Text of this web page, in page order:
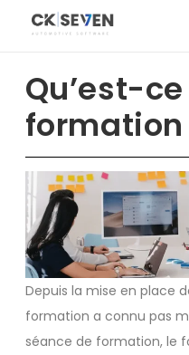
Qu’est-
formation
Depuis la mise en place
formation a connu pas
séance de formation, le